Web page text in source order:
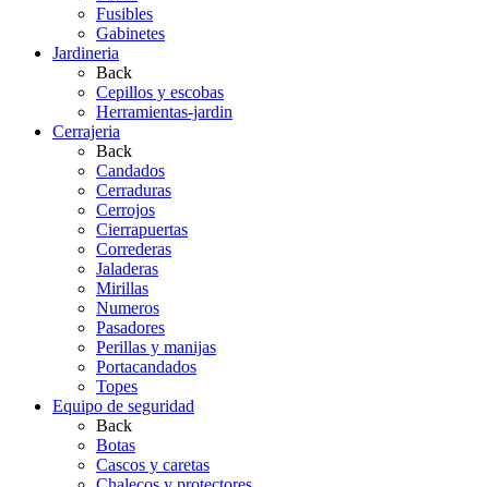
Fusibles
Gabinetes
Jardineria
Back
Cepillos y escobas
Herramientas-jardin
Cerrajeria
Back
Candados
Cerraduras
Cerrojos
Cierrapuertas
Correderas
Jaladeras
Mirillas
Numeros
Pasadores
Perillas y manijas
Portacandados
Topes
Equipo de seguridad
Back
Botas
Cascos y caretas